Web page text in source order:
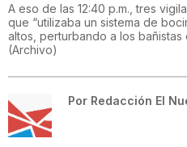
A eso de las 12:40 p.m., tres
que “utilizaba un sistema de
altos, perturbando a los
(Archivo)
Por Redacción El